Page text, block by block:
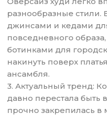
разнообразные стили.
джинсами и кедами
повседневного
ботинками для
накинуть поверх
ансамбля.
3. Актуальный тренд:
давно перестала
прочно закрепилась